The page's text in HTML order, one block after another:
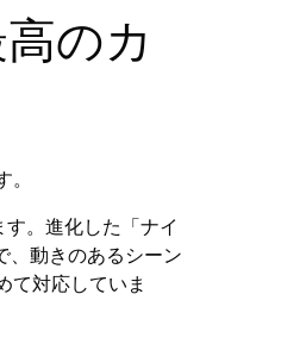
のカ
。進化した「ナイ
、動きのあるシーン
て対応していま